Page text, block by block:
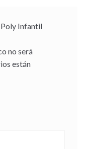
Poly Infantil
no será
están